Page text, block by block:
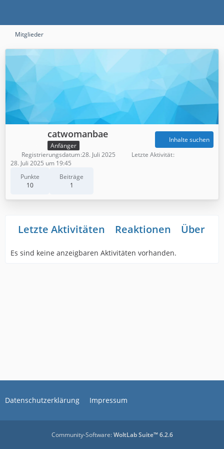
Mitglieder
catwomanbae
Anfänger
Punkte
10
Beiträge
1
Inhalte suchen
Registrierungsdatum 28. Juli 2025
Letzte Aktivität
28. Juli 2025 um 19:45
Letzte Aktivitäten Reaktionen Über
Es sind keine anzeigbaren Aktivitäten vorhanden.
Datenschutzerklärung Impressum
Community-Software:WoltLab Suite™ 6.2.6